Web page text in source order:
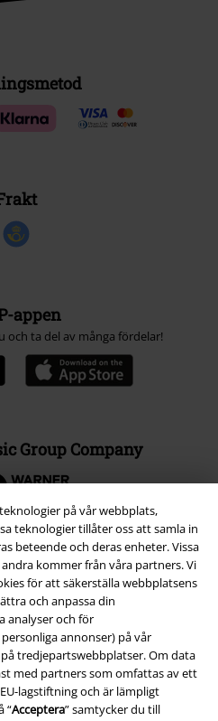
på vår webbplats,
teknologier tillåter oss att samla in
beteende och deras enheter. Vissa
kommer från våra partners. Vi
för att säkerställa webbplatsens
och anpassa din
analyser och för
annonser) på vår
tredjepartswebbplatser. Om data
med partners som omfattas av ett
lagstiftning och är lämpligt
“Acceptera” samtycker du till
appen
och ta del av många fördelar!
Group Company